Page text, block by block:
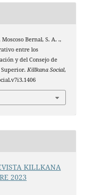
Bernal, S. A. .,
entre los
y del Consejo de
Killkana Social,
KILLKANA
2023